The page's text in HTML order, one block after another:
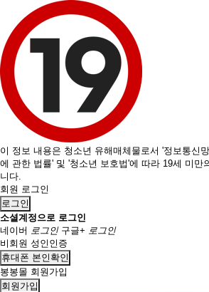
이 정보 내용은 청소년 유해매체물로서 '정보통신
에 관한 법률' 및 '청소년 보호법'에 따라 19세 미만
니다.
회원 로그인
로그인
소셜계정으로 로그인
네이버 로그인 구글+ 로그인
비회원 성인인증
휴대폰 본인확인
봉봉몰 회원가입
회원가입